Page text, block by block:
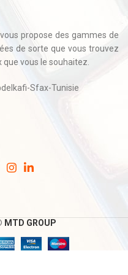
propose des gammes de
de sorte que vous trouvez
vous le souhaitez.
Sfax-Tunisie
MTD GROUP